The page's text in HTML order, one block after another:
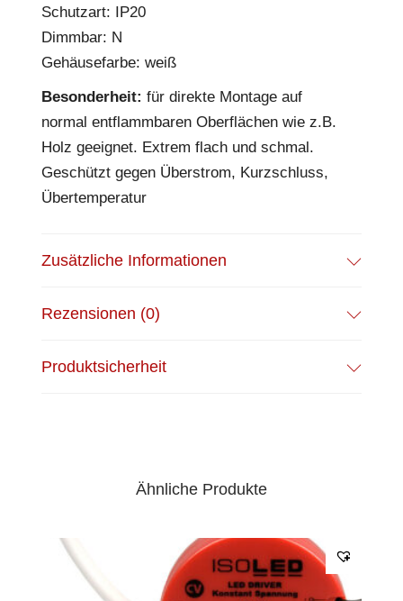
Schutzart: IP20
Dimmbar: N
Gehäusefarbe: weiß
Besonderheit: für direkte Montage auf
normal entflammbaren Oberflächen wie z.B.
Holz geeignet. Extrem flach und schmal.
Geschützt gegen Überstrom, Kurzschluss,
Übertemperatur
Zusätzliche Informationen
Rezensionen (0)
Produktsicherheit
Ähnliche Produkte